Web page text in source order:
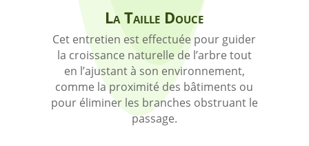
La Taille Douce
Cet entretien est effectuée pour guider
la croissance naturelle de l’arbre tout
en l’ajustant à son environnement,
comme la proximité des bâtiments ou
pour éliminer les branches obstruant le
passage.